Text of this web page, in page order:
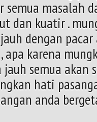
masalah
dan kuatir .
dengan
apa karena
semua akan
hati
anda